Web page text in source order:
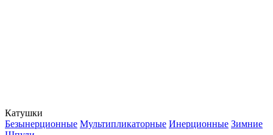
Катушки
Безынерционные Мультипликаторные Инерционные Зимние